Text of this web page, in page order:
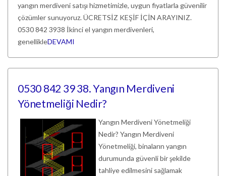
yangın merdiveni satışı hizmetimizle, uygun fiyatlarla güvenilir
çözümler sunuyoruz. ÜCRETSİZ KEŞİF İÇİN ARAYINIZ.
0530 842 3938 İkinci el yangın merdivenleri,
genellikleDEVAMI
0530 842 39 38. Yangın Merdiveni
Yönetmeliği Nedir?
Yangın Merdiveni Yönetmeliği
Nedir? Yangın Merdiveni
Yönetmeliği, binaların yangın
durumunda güvenli bir şekilde
tahliye edilmesini sağlamak